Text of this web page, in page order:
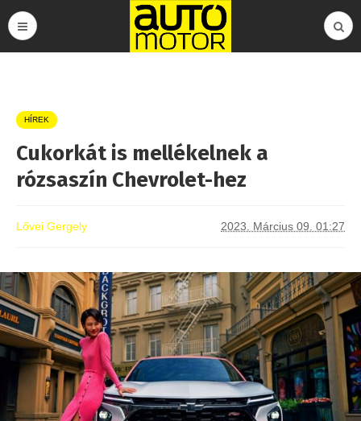
HÍREK
Cukorkát is mellékelnek a
rózsaszín Chevrolet-hez
Lővei Gergely 2023. Március 09. 01:27